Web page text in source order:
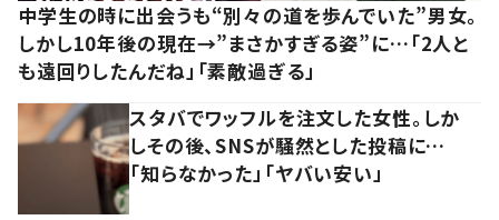
中学生の時に出会うも“別々の道を歩んでいた”男女。
しかし10年後の現在→”まさかすぎる姿”に…「2人と
も遠回りしたんだね」「素敵過ぎる」
スタバでワッフルを注文した女性。しか
しその後、SNSが騒然とした投稿に…
「知らなかった」「ヤバい安い」